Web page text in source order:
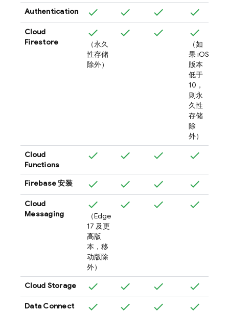
Authentication
Cloud
Firestore
（永久
性存储
除外）
（如
果 iOS
版本
低于
10，
则永
久性
存储
除
外）
Cloud
Functions
Firebase安装
Cloud
Messaging
（Edge
17 及更
高版
本，移
动版除
外）
Cloud Storage
Data Connect